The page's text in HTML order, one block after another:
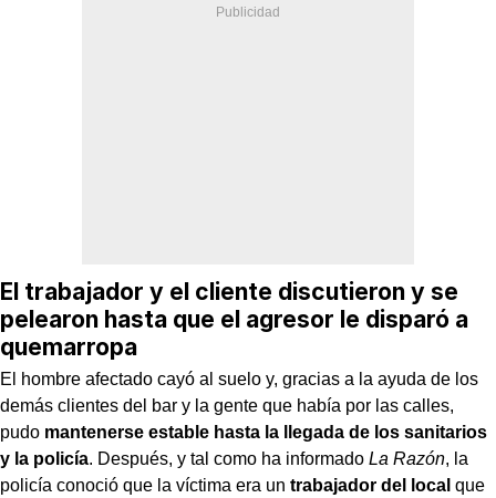
El trabajador y el cliente discutieron y se
pelearon hasta que el agresor le disparó a
quemarropa
El hombre afectado cayó al suelo y, gracias a la ayuda de los
demás clientes del bar y la gente que había por las calles,
pudo mantenerse estable hasta la llegada de los sanitarios
y la policía. Después, y tal como ha informado La Razón, la
policía conoció que la víctima era un trabajador del local que